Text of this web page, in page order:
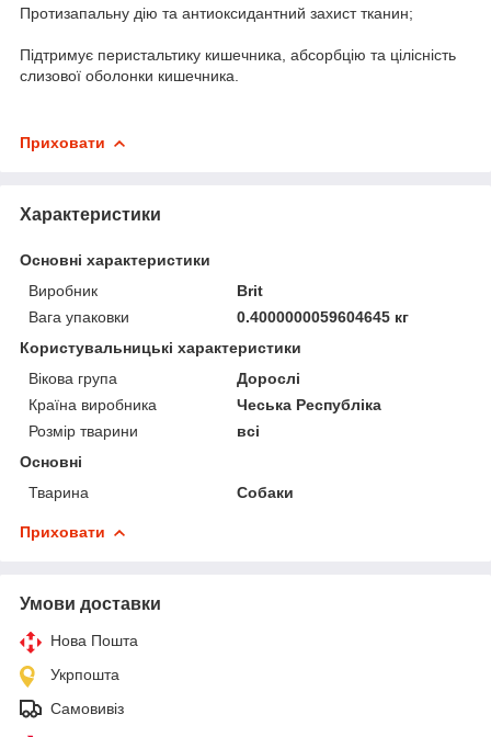
Протизапальну дію та антиоксидантний захист тканин;
Підтримує перистальтику кишечника, абсорбцію та цілісність
слизової оболонки кишечника.
Приховати
Характеристики
Основні характеристики
Виробник
Brit
Вага упаковки
0.4000000059604645 кг
Користувальницькі характеристики
Вікова група
Дорослі
Країна виробника
Чеська Республіка
Розмір тварини
всі
Основні
Тварина
Собаки
Приховати
Умови доставки
Нова Пошта
Укрпошта
Самовивіз